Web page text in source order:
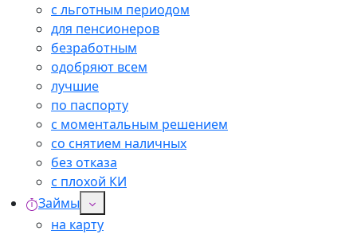
с льготным периодом
для пенсионеров
безработным
одобряют всем
лучшие
по паспорту
с моментальным решением
со снятием наличных
без отказа
с плохой КИ
Займы
на карту